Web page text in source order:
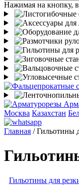
Нажимая на кнопку,
Москва Казахстан
Главная /Гильотины
Гильотины для